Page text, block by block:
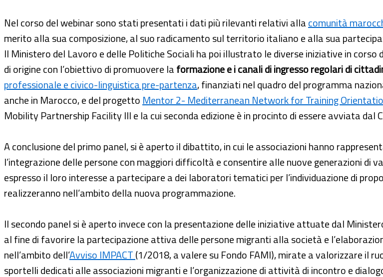
Nel corso del webinar sono stati presentati i dati più rilevanti relativi allacomunità
merito alla sua composizione, al suo radicamento sul territorio italiano e alla sua
Il Ministero del Lavoro e delle Politiche Sociali ha poi illustrato le diverse iniziative in
di origine con l’obiettivo di promuovere laformazione e i canali di ingresso regolari di
professionale e civico-linguistica pre-partenza, finanziati nel quadro del programma
anche in Marocco, e del progetto Mentor 2- Mediterranean Network for Training
Mobility Partnership Facility III e la cui seconda edizione è in procinto di essere avviata dal
A conclusione del primo panel, si è aperto il dibattito, in cui le associazioni hanno
l’integrazione delle persone con maggiori difficoltà e consentire alle nuove generazioni di
espresso il loro interesse a partecipare a dei laboratori tematici per l’individuazione di
realizzeranno nell’ambito della nuova programmazione.
Il secondo panel si è aperto invece con la presentazione delle iniziative attuate dal
al fine di favorire la partecipazione attiva delle persone migranti alla società e
nell’ambito dell’Avviso IMPACT(1/2018, a valere su Fondo FAMI), mirate a valorizzare il
sportelli dedicati alle associazioni migranti e l’organizzazione di attività di incontro e